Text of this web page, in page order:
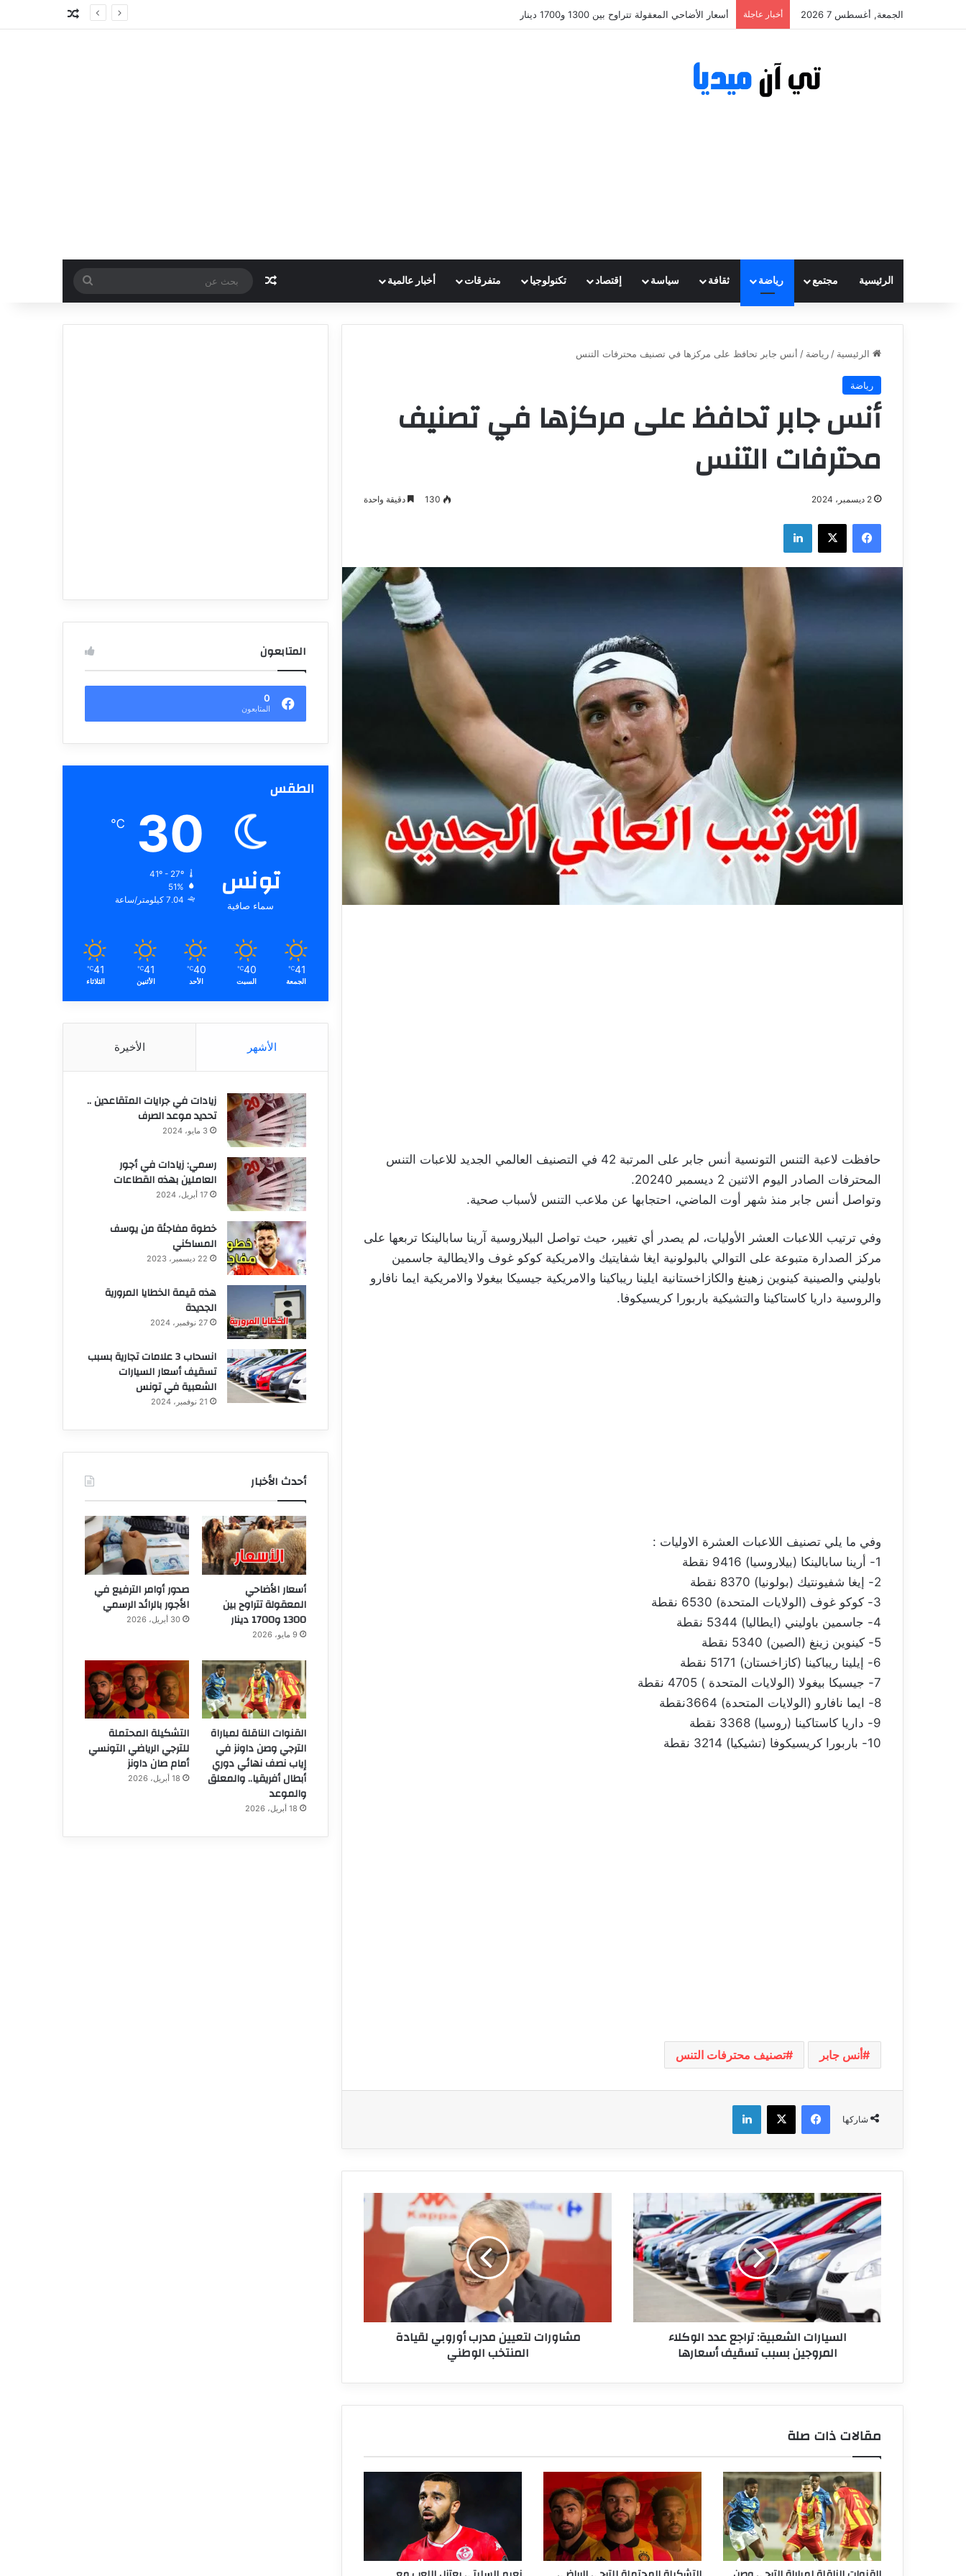
الجمعة, أغسطس 7 2026 أخبار عاجلة أسعار الأضاحي المعقولة تتراوح بين 1300 و1700 دينار مقال عشوائي
الرئيسية مجتمع رياضة ثقافة سياسة إقتصاد تكنولوجيا متفرقات أخبار عالمية مقال عشوائي
بحث
عن
الرئيسية / رياضة / أنس جابر تحافظ على مركزها في تصنيف محترفات التنس
رياضة
أنس جابر تحافظ على مركزها في تصنيف
محترفات التنس
2 ديسمبر، 2024 130 دقيقة واحدة
فيسبوك ‫X لينكدإن
حافظت لاعبة التنس التونسية أنس جابر على المرتبة 42 في التصنيف العالمي الجديد للاعبات التنس
المحترفات الصادر اليوم الاثنين 2 ديسمبر 20240.
وتواصل أنس جابر منذ شهر أوت الماضي، احتجابها عن ملاعب التنس لأسباب صحية.
وفي ترتيب اللاعبات العشر الأوليات، لم يصدر أي تغيير، حيث تواصل البيلاروسية آرينا سابالينكا تربعها على
مركز الصدارة متبوعة على التوالي بالبولونية ايغا شفايتيك والامريكية كوكو غوف والايطالية جاسمين
باوليني والصينية كينوين زهينغ والكازاخستانية ايلينا ريباكينا والامريكية جيسيكا بيغولا والامريكية ايما نافارو
والروسية داريا كاستاكينا والتشيكية باربورا كريسيكوفا.
وفي ما يلي تصنيف اللاعبات العشرة الاوليات :
1- أرينا سابالينكا (بيلاروسيا) 9416 نقطة
2- إيغا شفيونتيك (بولونيا) 8370 نقطة
3- كوكو غوف (الولايات المتحدة) 6530 نقطة
4- جاسمين باوليني (ايطاليا) 5344 نقطة
5- كينوين زينغ (الصين) 5340 نقطة
6- إيلينا ريباكينا (كازاخستان) 5171 نقطة
7- جيسيكا بيغولا (الولايات المتحدة ) 4705 نقطة
8- ايما نافارو (الولايات المتحدة) 3664نقطة
9- داريا كاستاكينا (روسيا) 3368 نقطة
10- باربورا كريسيكوفا (تشيكيا) 3214 نقطة
أنس جابر تصنيف محترفات التنس
شاركها
فيسبوك ‫X لينكدإن
السيارات
الشعبية:
تراجع
الوكلاء
المروجين
أسعارها
السيارات الشعبية: تراجع عدد الوكلاء
المروجين بسبب تسقيف أسعارها
مدرب
أوروبي
مشاورات لتعيين مدرب أوروبي لقيادة
المنتخب الوطني
مقالات ذات صلة
المتابعون
0
المتابعون
الطقس
تونس
سماء صافية
30
℃
41º - 27º
51%
7.04 كيلومتر/ساعة
41
℃
الجمعة
40
℃
السبت
40
℃
الأحد
41
℃
الأثنين
41
℃
الثلاثاء
الأشهر الأخيرة
زيادات في جرايات المتقاعدين ..
تحديد موعد الصرف
3 مايو، 2024
رسمي: زيادات في أجور
العاملين بهذه القطاعات
17 أبريل، 2024
خطوة مفاجئة من يوسف
المساكني
22 ديسمبر، 2023
هذه قيمة الخطايا المرورية
الجديدة
27 نوفمبر، 2024
انسحاب 3 علامات تجارية بسبب
تسقيف أسعار السيارات
الشعبية في تونس
21 نوفمبر، 2024
أحدث الأخبار
أسعار الأضاحي
المعقولة تتراوح بين
1300 و1700 دينار
9 مايو، 2026
صدور أوامر الترفيع في
الأجور بالرائد الرسمي
30 أبريل، 2026
القنوات الناقلة لمباراة
الترجي وصن داونز في
إياب نصف نهائي دوري
أبطال أفريقيا.. والمعلق
والموعد
18 أبريل، 2026
التشكيلة المحتملة
للترجي الرياضي التونسي
أمام صان داونز
18 أبريل، 2026